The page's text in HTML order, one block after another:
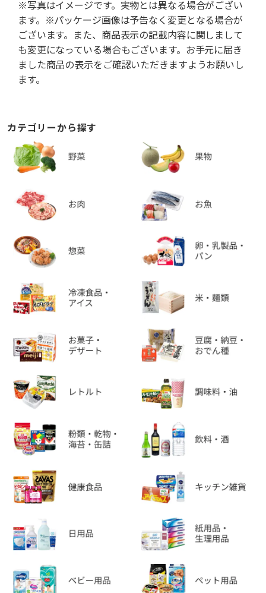
※写真はイメージです。実物とは異なる場合がござい
ます。※パッケージ画像は予告なく変更となる場合が
ございます。また、商品表示の記載内容に関しまして
も変更になっている場合もございます。お手元に届き
ました商品の表示をご確認いただきますようお願いし
ます。
カテゴリーから探す